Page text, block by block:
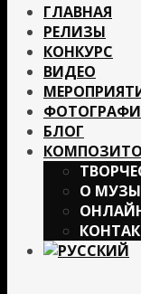
ГЛАВНАЯ
РЕЛИЗЫ
КОНКУРС
ВИДЕО
БЛОГ
О